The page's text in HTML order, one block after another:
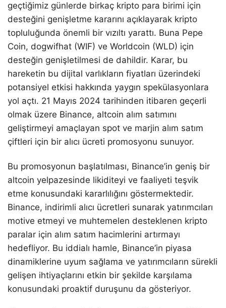
geçtiğimiz günlerde birkaç kripto para birimi için
desteğini genişletme kararını açıklayarak kripto
topluluğunda önemli bir vızıltı yarattı. Buna Pepe
Coin, dogwifhat (WIF) ve Worldcoin (WLD) için
desteğin genişletilmesi de dahildir. Karar, bu
hareketin bu dijital varlıkların fiyatları üzerindeki
potansiyel etkisi hakkında yaygın spekülasyonlara
yol açtı. 21 Mayıs 2024 tarihinden itibaren geçerli
olmak üzere Binance, altcoin alım satımını
geliştirmeyi amaçlayan spot ve marjin alım satım
çiftleri için bir alıcı ücreti promosyonu sunuyor.
Bu promosyonun başlatılması, Binance’in geniş bir
altcoin yelpazesinde likiditeyi ve faaliyeti teşvik
etme konusundaki kararlılığını göstermektedir.
Binance, indirimli alıcı ücretleri sunarak yatırımcıları
motive etmeyi ve muhtemelen desteklenen kripto
paralar için alım satım hacimlerini artırmayı
hedefliyor. Bu iddialı hamle, Binance’in piyasa
dinamiklerine uyum sağlama ve yatırımcıların sürekli
gelişen ihtiyaçlarını etkin bir şekilde karşılama
konusundaki proaktif duruşunu da gösteriyor.